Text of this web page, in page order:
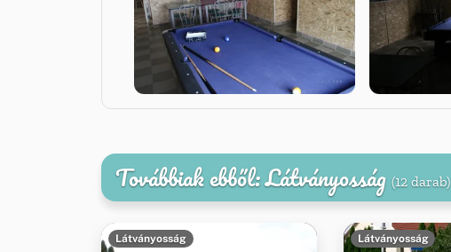
Továbbiak ebből: Látványosság (12 darab)
Látványosság Látványosság